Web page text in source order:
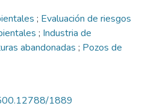
; Evaluación de riesgos
; Industria de
abandonadas ; Pozos de
1889